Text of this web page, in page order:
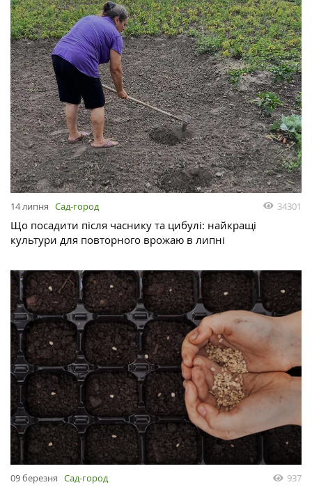
14 липня Сад-город 34301
Що посадити після часнику та цибулі: найкращі
культури для повторного врожаю в липні
09 березня Сад-город 937